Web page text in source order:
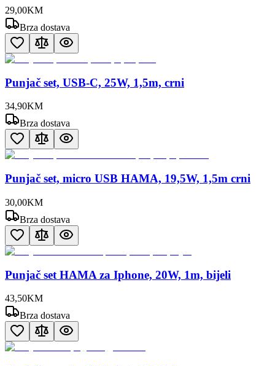
29,00KM
Brza dostava
Punjač set, USB-C, 25W, 1,5m, crni
34,90KM
Brza dostava
Punjač set, micro USB HAMA, 19,5W, 1,5m crni
30,00KM
Brza dostava
Punjač set HAMA za Iphone, 20W, 1m, bijeli
43,50KM
Brza dostava